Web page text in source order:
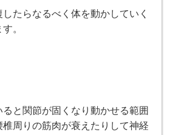
たらなるべく体を動かしていく
。
と関節が固くなり動かせる範囲
周りの筋肉が衰えたりして神経